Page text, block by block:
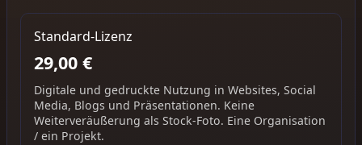
Standard-Lizenz
29,00 €
Digitale und gedruckte Nutzung in Websites, Social
Media, Blogs und Präsentationen. Keine
Weiterveräußerung als Stock-Foto. Eine Organisation
/ ein Projekt.